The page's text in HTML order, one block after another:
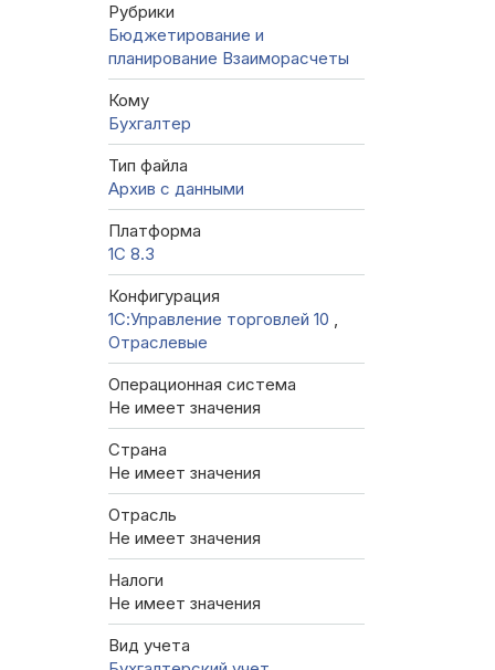
Рубрики
Бюджетирование и
планирование Взаиморасчеты
Кому
Бухгалтер
Тип файла
Архив с данными
Платформа
1С 8.3
Конфигурация
1С:Управление торговлей 10 ,
Отраслевые
Операционная система
Не имеет значения
Страна
Не имеет значения
Отрасль
Не имеет значения
Налоги
Не имеет значения
Вид учета